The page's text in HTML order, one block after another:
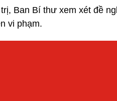
Ban Bí thư xem xét đề
vi phạm.